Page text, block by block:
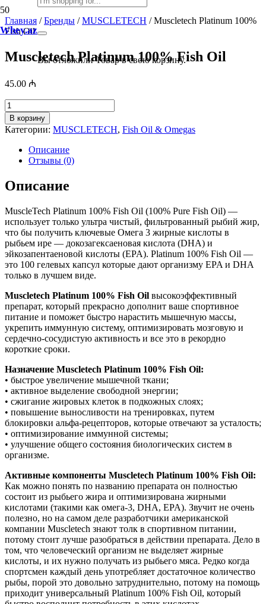
Whey.az
Вы отложилиТоварв свою корзину.
Главная /Бренды /MUSCLETECH / Muscletech Platinum 100%
Fish Oil
Muscletech Platinum 100% Fish Oil
45.00 ₼
Количество
товара
Muscletech
Platinum
100%
Fish
В корзину
Категории: MUSCLETECH, Fish Oil & Omegas
Описание
Отзывы (0)
Описание
MuscleTech Platinum 100% Fish Oil (100% Pure Fish Oil) —
использует только ультра чистый, фильтрованный рыбий жир,
что бы получить ключевые Омега 3 жирные кислоты в
рыбьем ире — докозагексаеновая кислота (DHA) и
эйкозапентаеновой кислоты (EPA). Platinum 100% Fish Oil —
это 100 гелевых капсул которые дают организму EPA и DHA
только в лучшем виде.
Muscletech Platinum 100% Fish Oil высокоэффективный
препарат, который прекрасно дополнит ваше спортивное
питание и поможет быстро нарастить мышечную массы,
укрепить иммунную систему, оптимизировать мозговую и
сердечно-сосудистую активность и все это в рекордно
короткие сроки.
Назначение Muscletech Platinum 100% Fish Oil:
• быстрое увеличение мышечной ткани;
• активное выделение свободной энергии;
• сжигание жировых клеток в подкожных слоях;
• повышение выносливости на тренировках, путем
блокировки альфа-рецепторов, которые отвечают за усталость;
• оптимизирование иммунной системы;
• улучшение общего состояния биологических систем в
организме.
Активные компоненты Muscletech Platinum 100% Fish Oil:
Как можно понять по названию препарата он полностью
состоит из рыбьего жира и оптимизирована жирными
кислотами (такими как омега-3, DHA, EPA). Звучит не очень
полезно, но на самом деле разработчики американской
компании Muscletech знают толк в спортивном питании,
потому стоит лучше разобраться в действии препарата. Дело в
том, что человеческий организм не выделяет жирные
кислоты, и их нужно получать из рыбьего мяса. Редко когда
спортсмен каждый день употребляет достаточное количество
рыбы, порой это довольно затруднительно, потому на помощь
приходит универсальный Platinum 100% Fish Oil, который